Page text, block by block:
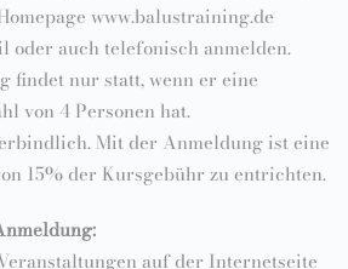
www.balustraining.de
oder auch telefonisch anmelden.
findet nur statt, wenn er eine
von 4 Personen hat.
Mit der Anmeldung ist eine
15% der Kursgebühr zu entrichten.
auf der Internetseite